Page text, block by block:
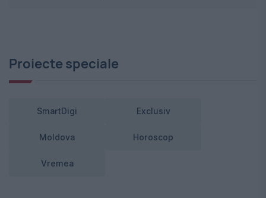
Proiecte speciale
SmartDigi Exclusiv
Moldova Horoscop
Vremea